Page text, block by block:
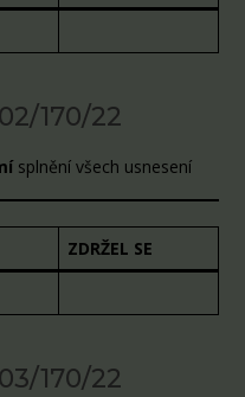
170/22
splnění všech usnesení
ZDRŽEL SE
170/22